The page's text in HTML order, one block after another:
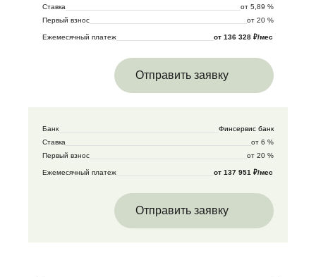
Ставка
от 5,89 %
Первый взнос
от 20 %
Ежемесячный платеж от 136 328 ₽/мес
Отправить заявку
Банк
Финсервис банк
Ставка
от 6 %
Первый взнос
от 20 %
Ежемесячный платеж от 137 951 ₽/мес
Отправить заявку